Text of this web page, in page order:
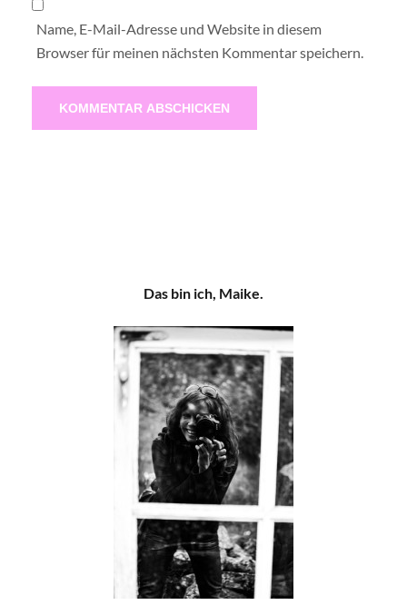
Name, E-Mail-Adresse und Website in diesem
Browser für meinen nächsten Kommentar speichern.
Das bin ich, Maike.